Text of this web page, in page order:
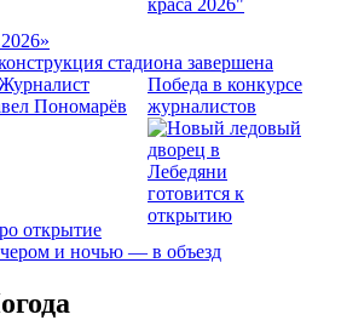
стадиона завершена
Победа в конкурсе
журналистов
открытие
и ночью — в объезд